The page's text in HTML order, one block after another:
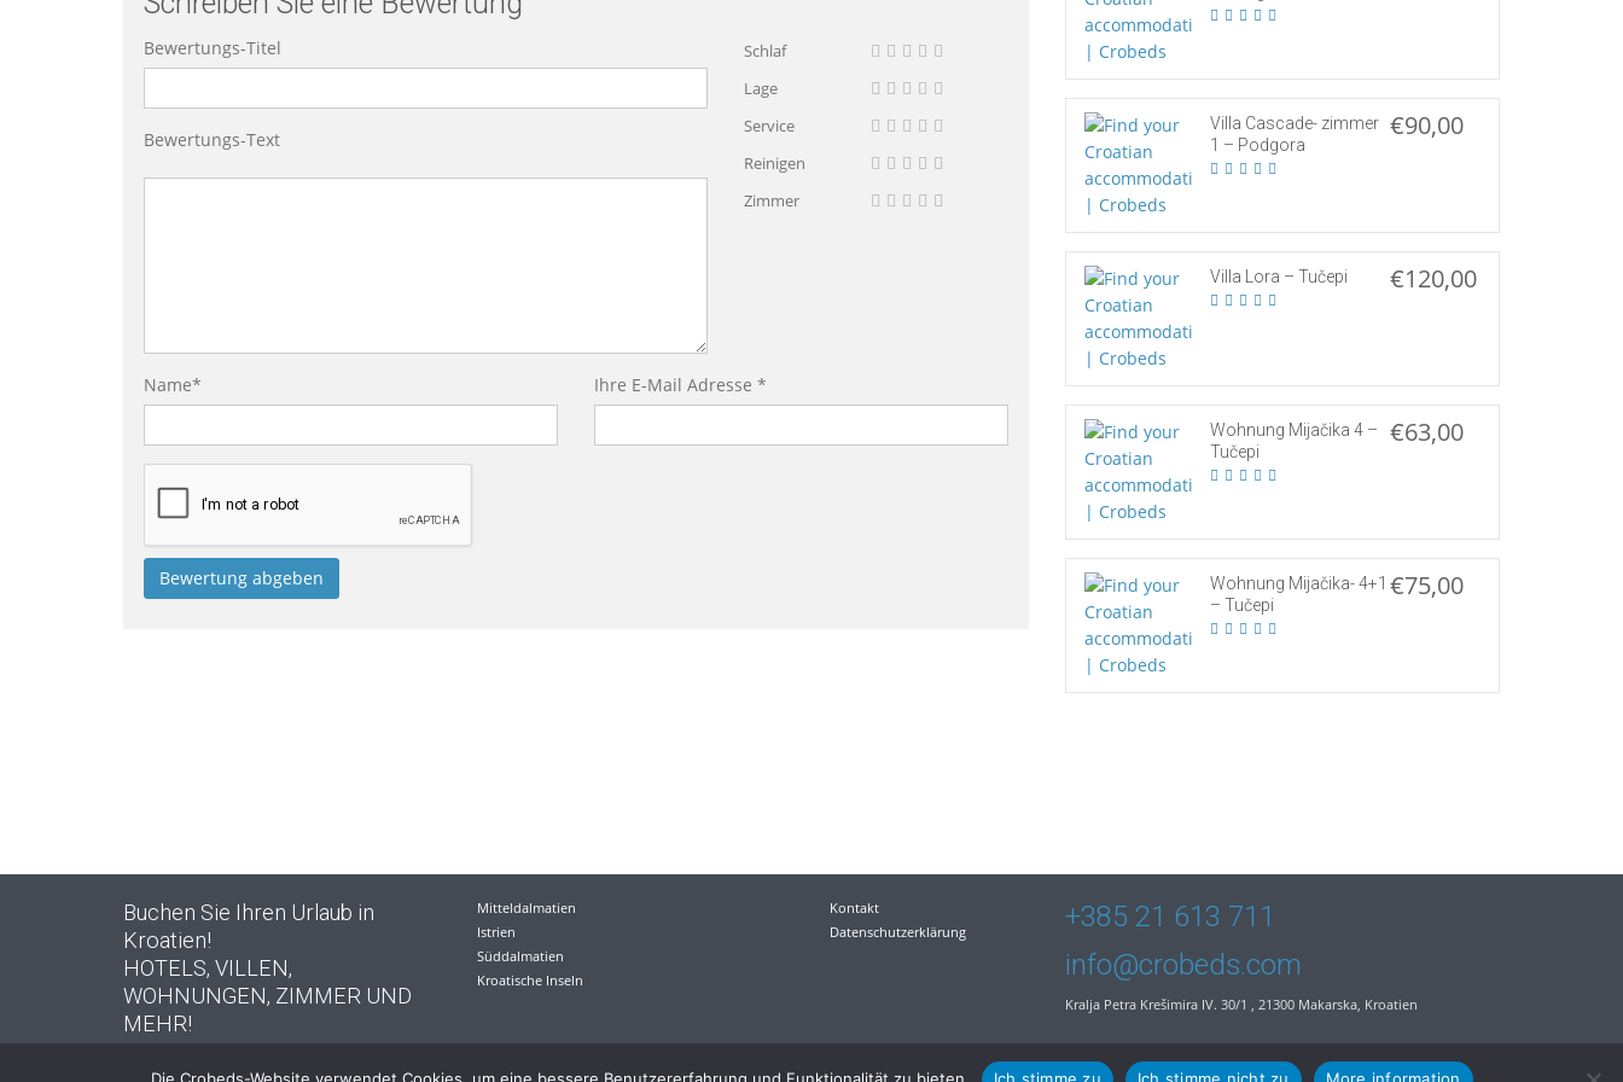
Bewertungs-Titel
Bewertungs-Text
Schlaf
Lage
Service
Reinigen
Zimmer
Name* Ihre E-Mail Adresse *
Villa Cascade- zimmer
1 – Podgora
€90,00
Villa Lora – Tučepi €120,00
Wohnung Mijačika 4 –
Tučepi
€63,00
Wohnung Mijačika- 4+1
– Tučepi
€75,00
Buchen Sie Ihren Urlaub in
Kroatien!
HOTELS, VILLEN,
WOHNUNGEN, ZIMMER UND
MEHR!
Mitteldalmatien
Istrien
Süddalmatien
Kroatische Inseln
Kontakt
Datenschutzerklärung
+385 21 613 711
info@crobeds.com
Kralja Petra Krešimira IV. 30/1 , 21300 Makarska, Kroatien